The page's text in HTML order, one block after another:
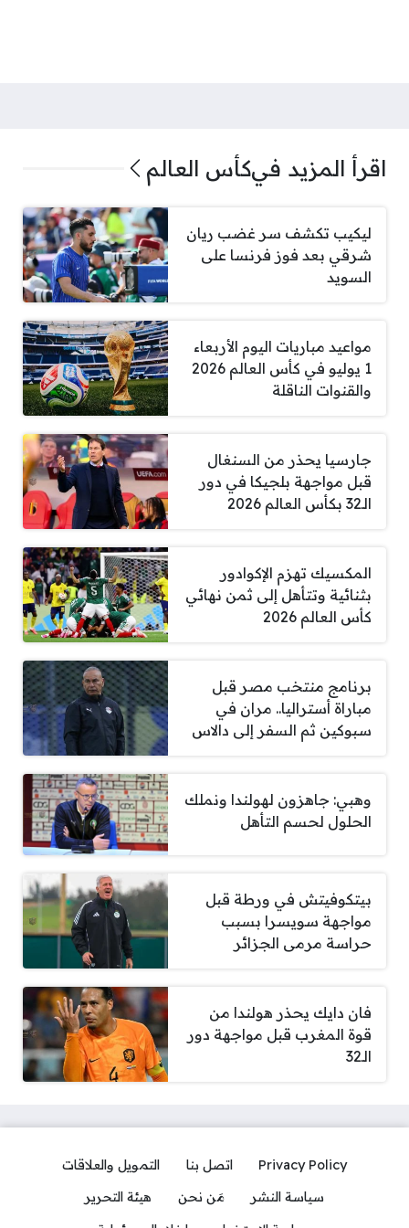
اقرأ المزيد فيكأس العالم
ليكيب تكشف سر غضب ريان
شرقي بعد فوز فرنسا على
السويد
مواعيد مباريات اليوم الأربعاء
1 يوليو في كأس العالم 2026
والقنوات الناقلة
جارسيا يحذر من السنغال
قبل مواجهة بلجيكا في دور
الـ32 بكأس العالم 2026
المكسيك تهزم الإكوادور
بثنائية وتتأهل إلى ثمن نهائي
كأس العالم 2026
برنامج منتخب مصر قبل
مباراة أستراليا.. مران في
سبوكين ثم السفر إلى دالاس
وهبي: جاهزون لهولندا ونملك
الحلول لحسم التأهل
بيتكوفيتش في ورطة قبل
مواجهة سويسرا بسبب
حراسة مرمى الجزائر
فان دايك يحذر هولندا من
قوة المغرب قبل مواجهة دور
الـ32
Privacy Policy اتصل بنا
التمويل والعلاقات
سياسة النشر
مَن نحن
هيئة التحرير